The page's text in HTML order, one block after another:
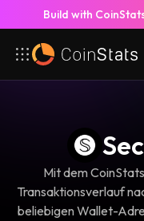
Build with
Mit dem
Transaktionsverlauf
beliebigen Wallet-